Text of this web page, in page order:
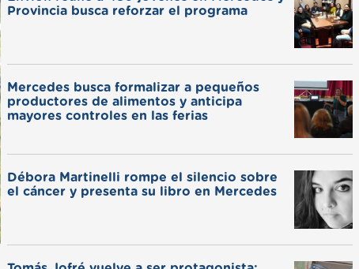
Provincia busca reforzar el programa
Mercedes busca formalizar a pequeños
productores de alimentos y anticipa
mayores controles en las ferias
Débora Martinelli rompe el silencio sobre
el cáncer y presenta su libro en Mercedes